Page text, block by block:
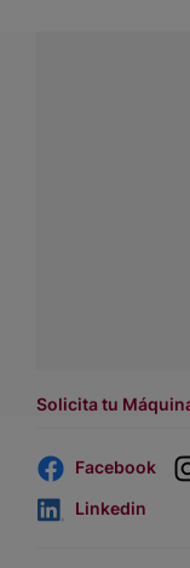
Solicita tu
Facebook
Linkedin